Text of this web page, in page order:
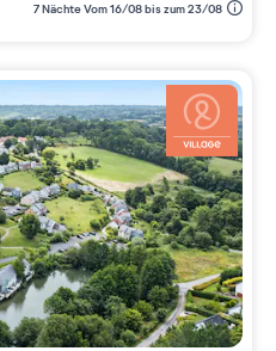
7 Nächte Vom 16/08 bis zum 23/08